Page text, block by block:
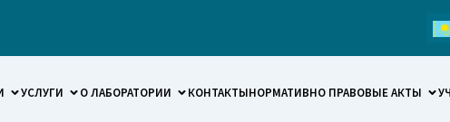
УСЛУГИ О ЛАБОРАТОРИИ КОНТАКТЫНОРМАТИВНО ПРАВОВЫЕ АКТЫ